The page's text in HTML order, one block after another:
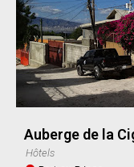
Auberge de la
Hôtels